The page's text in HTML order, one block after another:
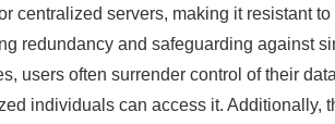
servers, making it resistant
redundancy and safeguarding against
users often surrender control of their
individuals can access it. Additionally,